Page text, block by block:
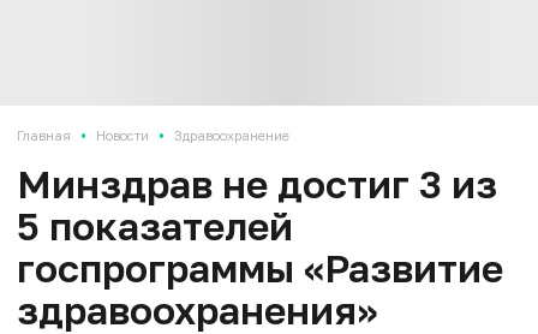
Главная • Новости • Здравоохранение
Минздрав не достиг 3 из
5 показателей
госпрограммы «Развитие
здравоохранения»